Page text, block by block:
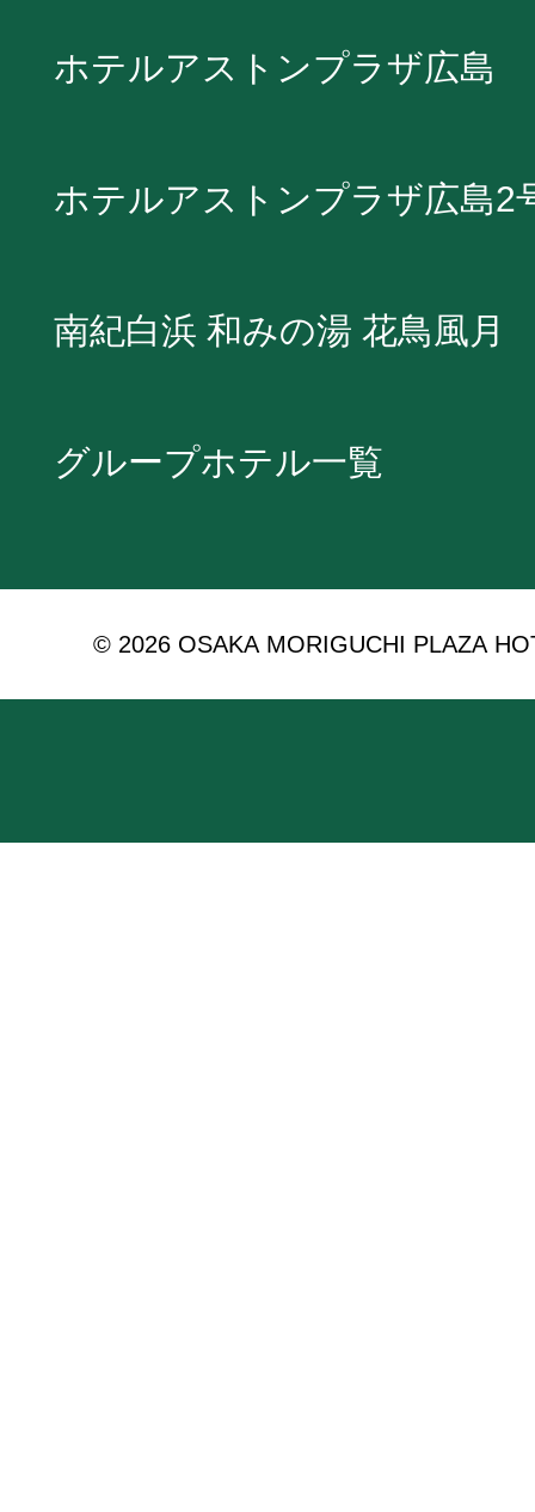
ホテルアストンプラザ広島
ホテルアストンプラザ広島2
南紀白浜 和みの湯 花鳥風月
グループホテル一覧
© 2026 OSAKA MORIGUCHI PLAZA